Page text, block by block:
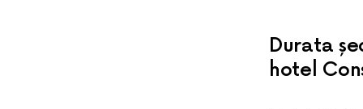
Durata
hotel